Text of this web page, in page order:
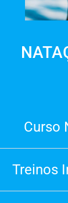
Curso
Treinos